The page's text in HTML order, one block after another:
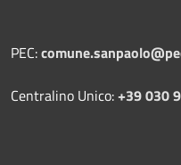
PEC:
Centralino Unico:+39 030